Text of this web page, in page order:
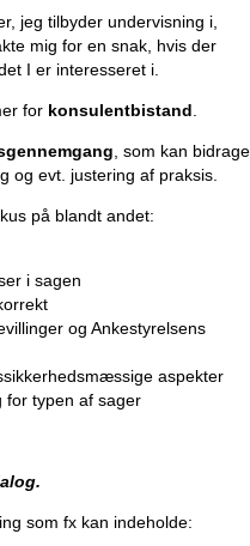
jeg tilbyder undervisning i,
mig for en snak, hvis der
I er interesseret i.
for konsulentbistand
, som kan bidrage
og evt. justering af praksis.
på blandt andet:
i sagen
og Ankestyrelsens
aspekter
for typen af sager
som fx kan indeholde: